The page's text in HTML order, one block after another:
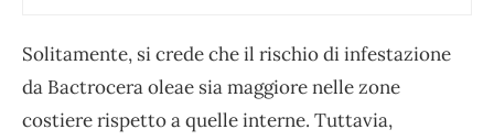
Solitamente, si crede che il rischio di infestazione
da Bactrocera oleae sia maggiore nelle zone
costiere rispetto a quelle interne. Tuttavia,